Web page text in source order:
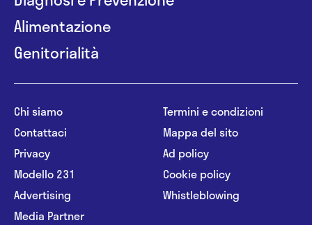
Alimentazione
Genitorialità
Chi siamo
Contattaci
Privacy
Modello 231
Advertising
Media Partner
Termini e condizioni
Mappa del sito
Ad policy
Cookie policy
Whistleblowing